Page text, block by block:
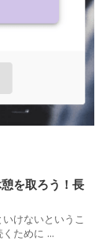
を取ろう！長
けないというこ
ために ...